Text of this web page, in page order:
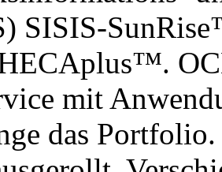
SISIS-
mit
das